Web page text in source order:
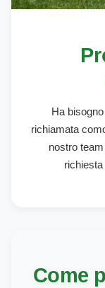
Ha
richiamata
nostro
Come